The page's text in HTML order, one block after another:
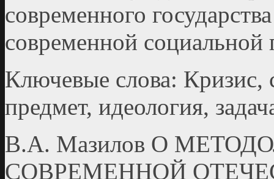
современного
современной социальной
Ключевые слова: Кризис,
предмет, идеология,
В.А. Мазилов О
СОВРЕМЕННОЙ